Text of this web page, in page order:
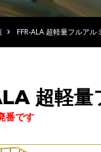
FFR-ALA 超軽量フルアル
超軽量
番です